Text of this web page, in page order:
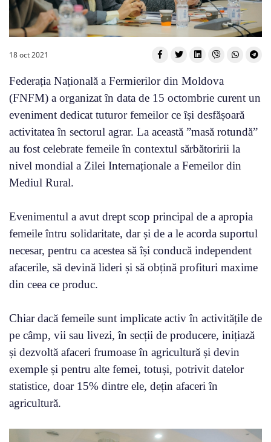
18 oct 2021
Federația Națională a Fermierilor din Moldova
(FNFM) a organizat în data de 15 octombrie curent un
eveniment dedicat tuturor femeilor ce își desfășoară
activitatea în sectorul agrar. La această ”masă rotundă”
au fost celebrate femeile în contextul sărbătoririi la
nivel mondial a Zilei Internaționale a Femeilor din
Mediul Rural.
Evenimentul a avut drept scop principal de a apropia
femeile întru solidaritate, dar și de a le acorda suportul
necesar, pentru ca acestea să își conducă independent
afacerile, să devină lideri și să obțină profituri maxime
din ceea ce produc.
Chiar dacă femeile sunt implicate activ în activitățile de
pe câmp, vii sau livezi, în secții de producere, inițiază
și dezvoltă afaceri frumoase în agricultură și devin
exemple și pentru alte femei, totuși, potrivit datelor
statistice, doar 15% dintre ele, dețin afaceri în
agricultură.